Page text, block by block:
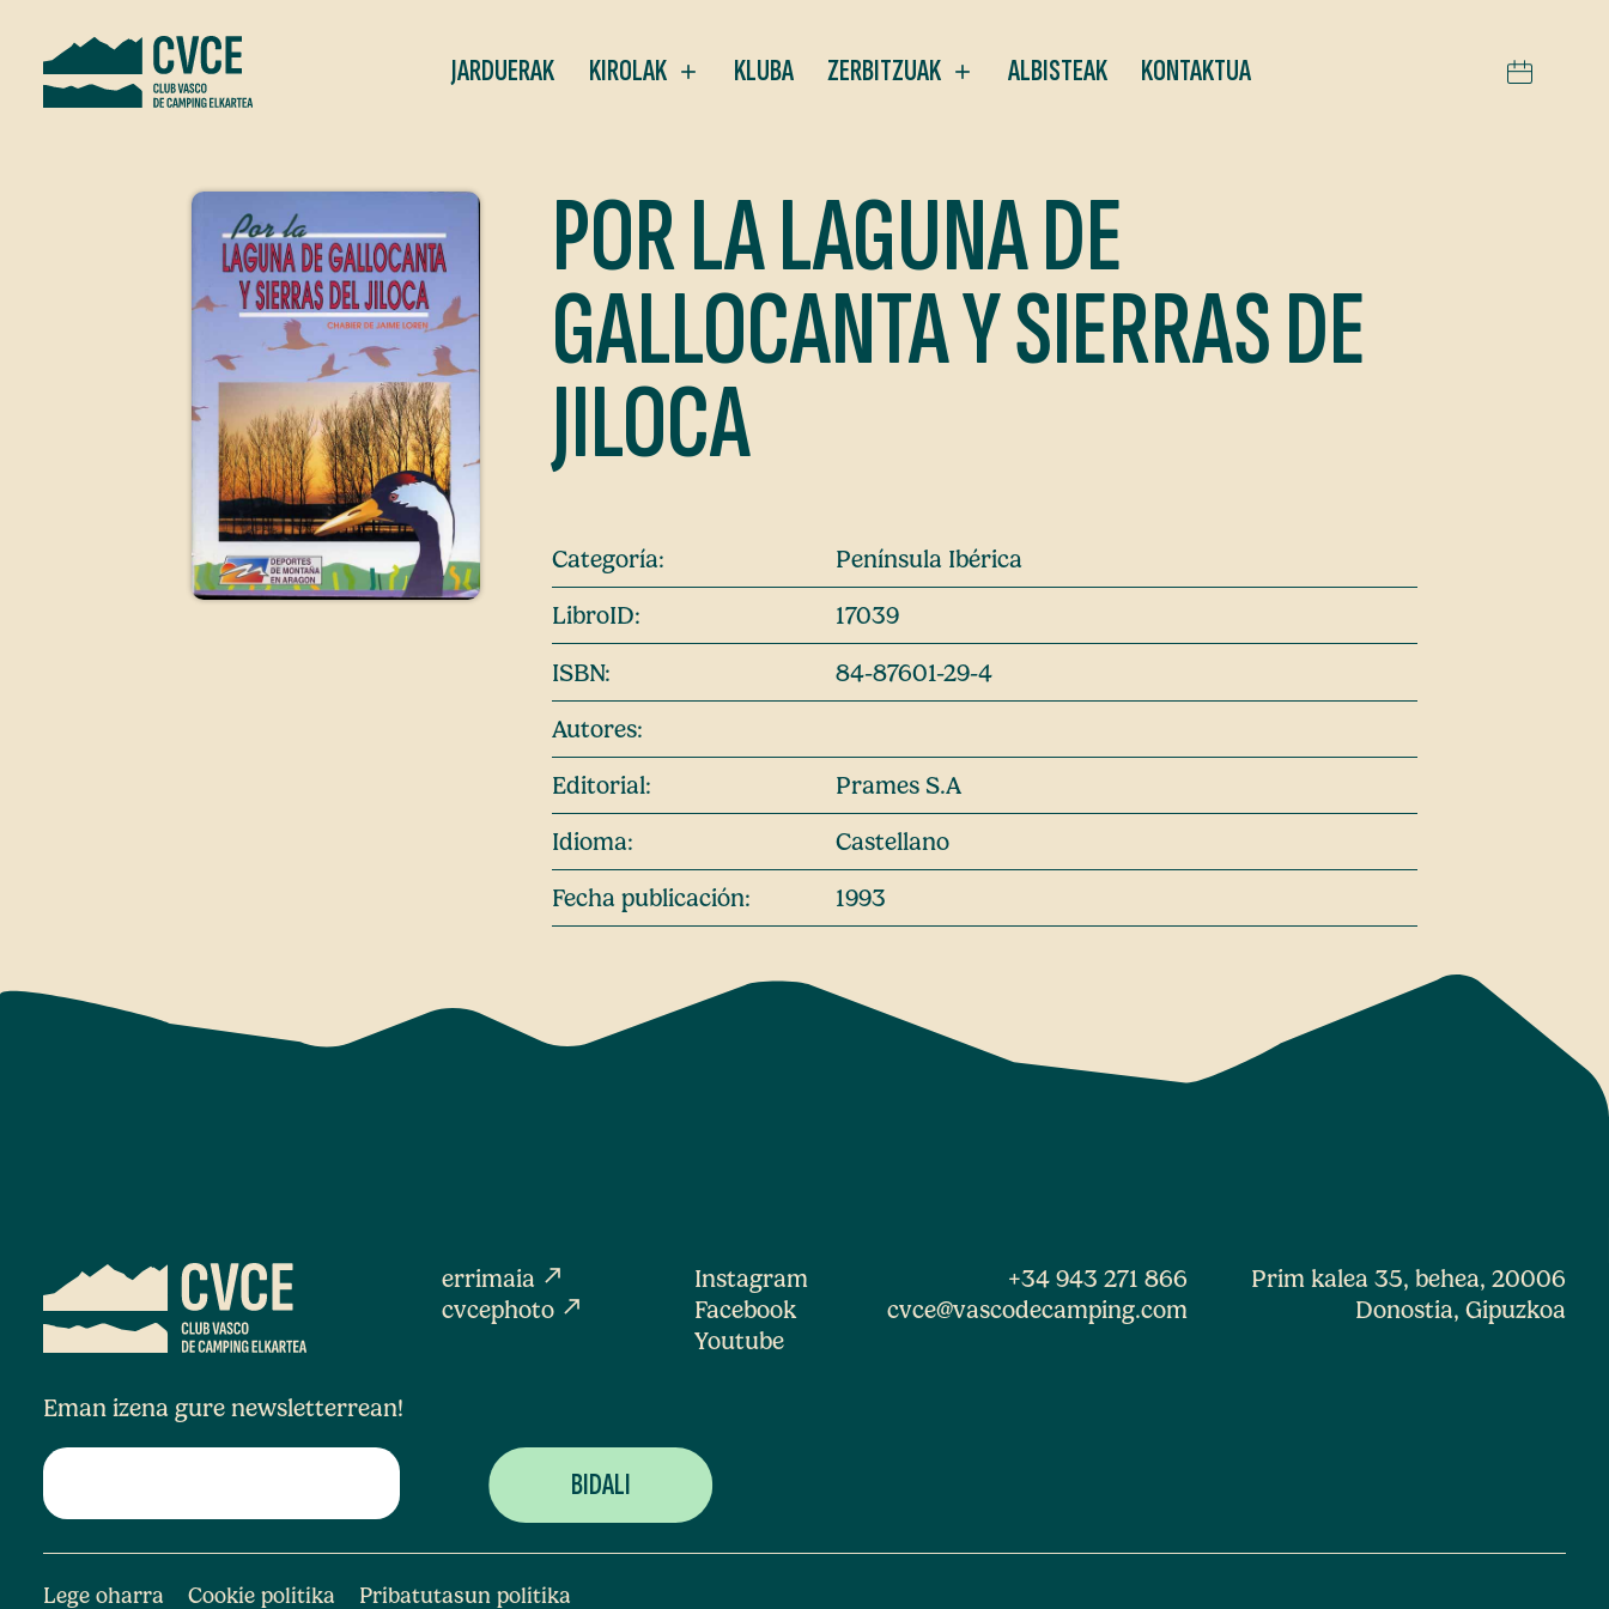
JARDUERAK KIROLAK KLUBA ZERBITZUAK ALBISTEAK KONTAKTUA
POR LA LAGUNA DE
GALLOCANTA Y SIERRAS DE
JILOCA
Categoría:
Península Ibérica
LibroID:
17039
ISBN:
84-87601-29-4
Autores:
Editorial:
Prames S.A
Idioma:
Castellano
Fecha publicación:
1993
errimaia north_east
cvcephoto north_east
Instagram
Facebook
Youtube
+34 943 271 866
cvce@vascodecamping.com
Prim kalea 35, behea, 20006
Donostia, Gipuzkoa
Eman izena gure newsletterrean!
Lege oharra Cookie politika Pribatutasun politika